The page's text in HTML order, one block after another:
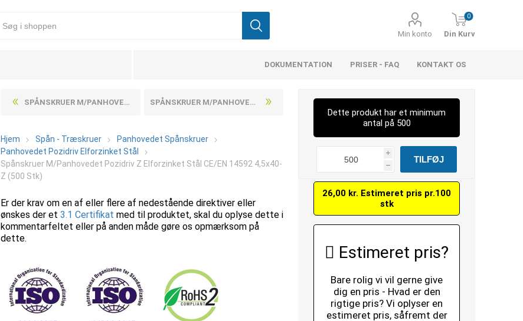
Min konto
0
Din Kurv
DOKUMENTATION PRISER - FAQ KONTAKT OS
SPÅNSKRUER M/PANHOVEDET POZIDRIV Z ELFORZINKET STÅL CE/EN 14592 4,5X35-Z (500 STK) SPÅNSKRUER M/PANHOVEDET POZIDRIV Z ELFORZINKET STÅL CE/EN 14592 4,5X45-Z (500 STK)
Hjem Spån - Træskruer
Panhovedet Spånskruer
Panhovedet Pozidriv Elforzinket Stål
Spånskruer M/Panhovedet Pozidriv Z Elforzinket Stål CE/EN 14592 4,5x40-
Z (500 Stk)
Er der krav om en af eller flere af nedestående direktiver eller
ønskes der et3.1 Certifikat med til produktet, skal du oplyse dette i
kommentarfeltet eller på anden måde gøre os opmærksom på
dette.
Dette produkt har et minimum
antal på 500
i
h
26,00 kr. Estimeret pris pr.100
stk
Estimeret pris?
Bare rolig vi vil gerne give
dig en pris - Hvad er den
rigtige pris? Vi oplyser en
estimeret pris, såfremt der